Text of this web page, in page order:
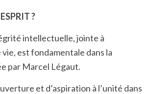
?
intellectuelle, jointe à
est fondamentale dans la
par Marcel Légaut.
et d’aspiration à l’unité dans